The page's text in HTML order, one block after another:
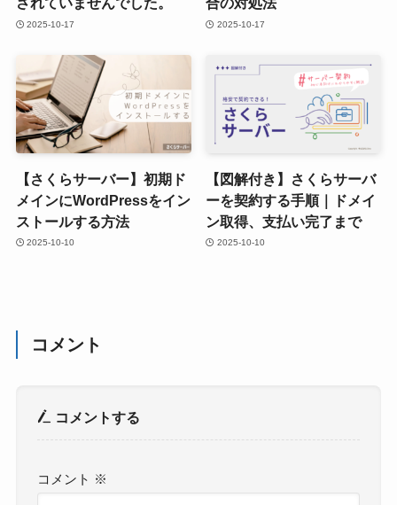
2025-10-17 2025-10-17
【さくらサーバー】初期ド
メインにWordPressをイン
ストールする方法
2025-10-10
【図解付き】さくらサーバ
ーを契約する手順｜ドメイ
ン取得、支払い完了まで
2025-10-10
コメント
コメントする
コメント ※